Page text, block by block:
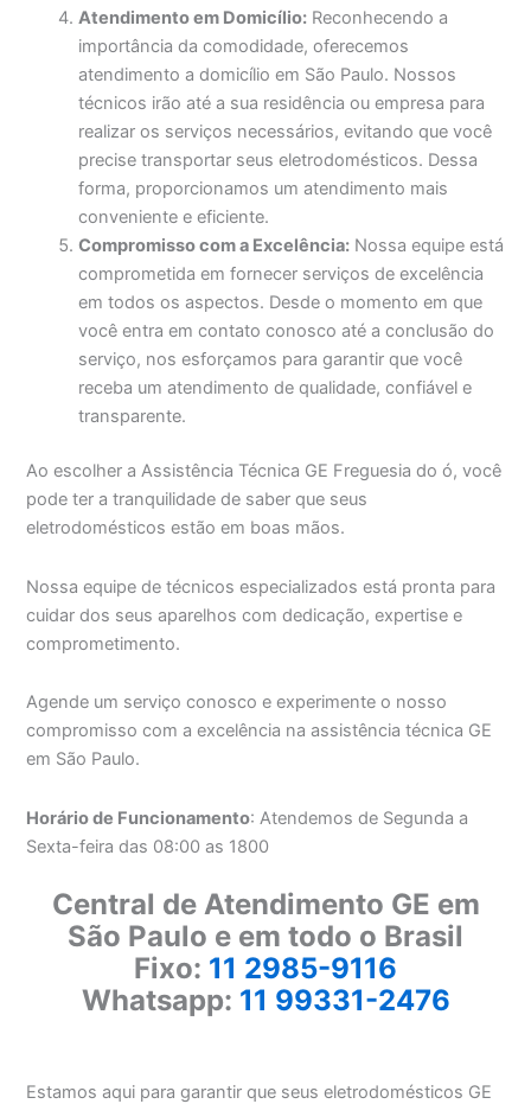
Atendimento em Domicílio: Reconhecendo a
importância da comodidade, oferecemos
atendimento a domicílio em São Paulo. Nossos
técnicos irão até a sua residência ou empresa para
realizar os serviços necessários, evitando que você
precise transportar seus eletrodomésticos. Dessa
forma, proporcionamos um atendimento mais
conveniente e eficiente.
Compromisso com a Excelência: Nossa equipe está
comprometida em fornecer serviços de excelência
em todos os aspectos. Desde o momento em que
você entra em contato conosco até a conclusão do
serviço, nos esforçamos para garantir que você
receba um atendimento de qualidade, confiável e
transparente.
Ao escolher a Assistência Técnica GE Freguesia do ó, você
pode ter a tranquilidade de saber que seus
eletrodomésticos estão em boas mãos.
Nossa equipe de técnicos especializados está pronta para
cuidar dos seus aparelhos com dedicação, expertise e
comprometimento.
Agende um serviço conosco e experimente o nosso
compromisso com a excelência na assistência técnica GE
em São Paulo.
Horário de Funcionamento: Atendemos de Segunda a
Sexta-feira das 08:00 as 1800
Central de Atendimento GE em
São Paulo e em todo o Brasil
Fixo: 11 2985-9116
Whatsapp: 11 99331-2476
Estamos aqui para garantir que seus eletrodomésticos GE